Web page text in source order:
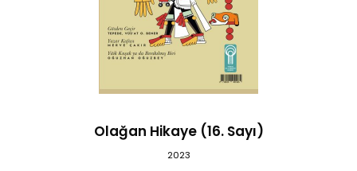
Olağan Hikaye (16. Sayı)
2023